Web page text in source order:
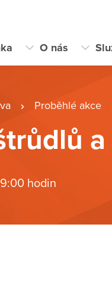
O nás
Proběhlé akce
hodin